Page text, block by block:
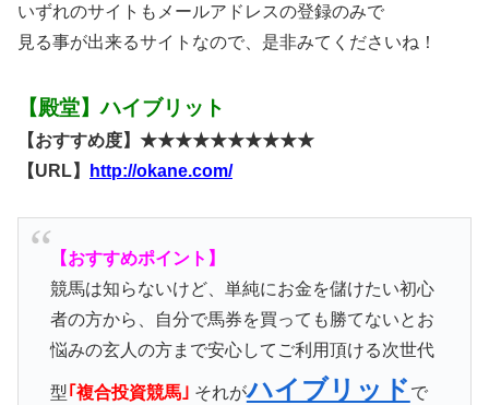
いずれのサイトもメールアドレスの登録のみで
見る事が出来るサイトなので、是非みてくださいね！
【殿堂】ハイブリット
【おすすめ度】★★★★★★★★★★
【URL】
http://okane.com/
【おすすめポイント】
競馬は知らないけど、単純にお金を儲けたい初心
者の方から、自分で馬券を買っても勝てないとお
悩みの玄人の方まで安心してご利用頂ける次世代
型｢複合投資競馬｣ それがハイブリッド で